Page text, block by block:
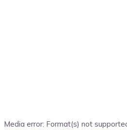
Media error: Format(s) not